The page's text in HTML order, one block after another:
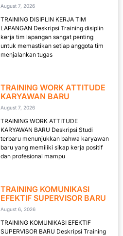
August 7, 2026
TRAINING DISIPLIN KERJA TIM
LAPANGAN Deskripsi Training disiplin
kerja tim lapangan sangat penting
untuk memastikan setiap anggota tim
menjalankan tugas
TRAINING WORK ATTITUDE
KARYAWAN BARU
August 7, 2026
TRAINING WORK ATTITUDE
KARYAWAN BARU Deskripsi Studi
terbaru menunjukkan bahwa karyawan
baru yang memiliki sikap kerja positif
dan profesional mampu
TRAINING KOMUNIKASI
EFEKTIF SUPERVISOR BARU
August 6, 2026
TRAINING KOMUNIKASI EFEKTIF
SUPERVISOR BARU Deskripsi Training